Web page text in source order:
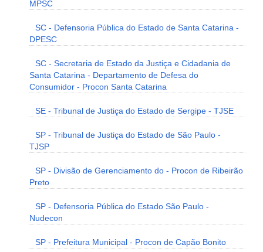
MPSC
SC - Defensoria Pública do Estado de Santa Catarina -
DPESC
SC - Secretaria de Estado da Justiça e Cidadania de
Santa Catarina - Departamento de Defesa do
Consumidor - Procon Santa Catarina
SE - Tribunal de Justiça do Estado de Sergipe - TJSE
SP - Tribunal de Justiça do Estado de São Paulo -
TJSP
SP - Divisão de Gerenciamento do - Procon de Ribeirão
Preto
SP - Defensoria Pública do Estado São Paulo -
Nudecon
SP - Prefeitura Municipal - Procon de Capão Bonito